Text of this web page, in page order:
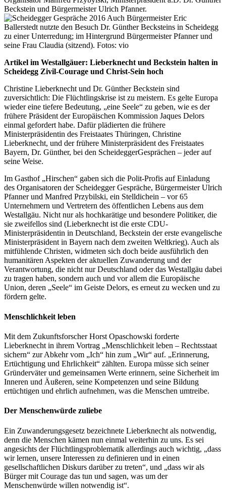
Beckstein und Bürgermeister Ulrich Pfanner.
Auch Bürgermeister Eric
Ballerstedt nutzte den Besuch Dr. Günther Becksteins in Scheidegg
zu einer Unterredung; im Hintergrund Bürgermeister Pfanner und
seine Frau Claudia (sitzend). Fotos: vio
Artikel im Westallgäuer: Lieberknecht und Beckstein halten in
Scheidegg Zivil-Courage und Christ-Sein hoch
Christine Lieberknecht und Dr. Günther Beckstein sind
zuversichtlich: Die Flüchtlingskrise ist zu meistern. Es gelte Europa
wieder eine tiefere Bedeutung, „eine Seele“ zu geben, wie es der
frühere Präsident der Europäischen Kommission Jaques Delors
einmal gefordert habe. Dafür plädierten die frühere
Ministerpräsidentin des Freistaates Thüringen, Christine
Lieberknecht, und der frühere Ministerpräsident des Freistaates
Bayern, Dr. Günther, bei den ScheideggerGesprächen – jeder auf
seine Weise.
Im Gasthof „Hirschen“ gaben sich die Polit-Profis auf Einladung
des Organisatoren der Scheidegger Gespräche, Bürgermeister Ulrich
Pfanner und Manfred Przybilski, ein Stelldichein – vor 65
Unternehmern und Vertretern des öffentlichen Lebens aus dem
Westallgäu. Nicht nur als hochkarätige und besondere Politiker, die
sie zweifellos sind (Lieberknecht ist die erste CDU-
Ministerpräsidentin in Deutschland, Beckstein der erste evangelische
Ministerpräsident in Bayern nach dem zweiten Weltkrieg). Auch als
mitfühlende Christen, widmeten sich doch beide ausführlich den
humanitären Aspekten der aktuellen Zuwanderung und der
Verantwortung, die nicht nur Deutschland oder das Westallgäu dabei
zu tragen haben, sondern auch und vor allem die Europäische
Union, deren „Seele“ im Geiste Delors, es erneut zu wecken und zu
fördern gelte.
Menschlichkeit leben
Mit dem Zukunftsforscher Horst Opaschowski forderte
Lieberknecht in ihrem Vortrag „Menschlichkeit leben – Rechtsstaat
sichern“ zur Abkehr vom „Ich“ hin zum „Wir“ auf. „Erinnerung,
Ertüchtigung und Ehrlichkeit“ zählten. Europa müsse sich seiner
Gründerväter und gemeinsamen Werte erinnern, seine Sicherheit im
Inneren und Äußeren, seine Kompetenzen und seine Bildung
ertüchtigen und ehrlich aufnehmen, was die Menschen umtreibe.
Der Menschenwürde zuliebe
Ein Zuwanderungsgesetz bezeichnete Lieberknecht als notwendig,
denn die Menschen kämen nun einmal weiterhin zu uns. Es sei
angesichts der Flüchtlingsproblematik allerdings auch wichtig, „dass
wir lernen, unsere Interessen zu definieren und in einen
gesellschaftlichen Diskurs darüber zu treten“, und „dass wir als
Bürger mit Courage das tun und sagen, was um der
Menschenwürde willen notwendig ist“.